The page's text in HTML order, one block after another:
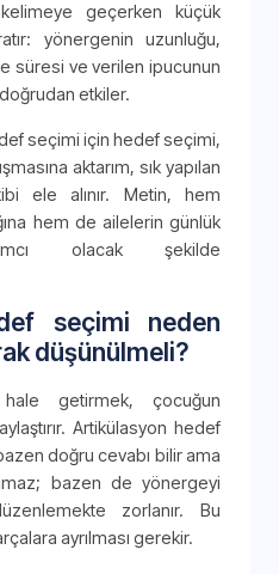
geçerken küçük
yönergenin uzunluğu,
süresi ve verilen ipucunun
doğrudan etkiler.
seçimi için hedef seçimi,
aktarım, sık yapılan
ele alınır. Metin, hem
hem de ailelerin günlük
olacak şekilde
seçimi neden
düşünülmeli?
getirmek, çocuğun
Artikülasyon hedef
doğru cevabı bilir ama
bazen de yönergeyi
zorlanır. Bu
ayrılması gerekir.